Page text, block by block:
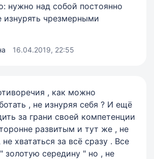
нужно над собой постоянно
изнурять чрезмерными
16.04.2019, 22:55
, как можно
, не изнуряя себя ? И ещё
за грани своей компетенции
развитым и тут же , не
хвататься за всё сразу . Все
золотую середину " но , не